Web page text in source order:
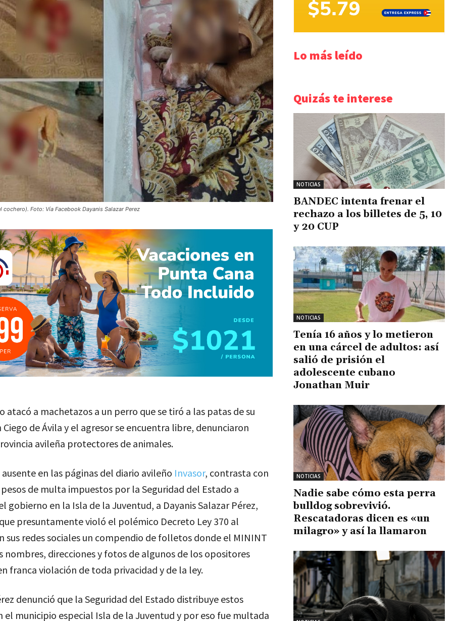
Foto: Vía Facebook Dayanis Salazar Perez
atacó a machetazos a un perro que se tiró a las patas de su
de Ávila y el agresor se encuentra libre, denunciaron
avileña protectores de animales.
en las páginas del diario avileño Invasor, contrasta con
de multa impuestos por la Seguridad del Estado a
gobierno en la Isla de la Juventud, a Dayanis Salazar Pérez,
presuntamente violó el polémico Decreto Ley 370 al
sus redes sociales un compendio de folletos donde el MININT
nombres, direcciones y fotos de algunos de los opositores
franca violación de toda privacidad y de la ley.
denunció que la Seguridad del Estado distribuye estos
el municipio especial Isla de la Juventud y por eso fue multada
Lo más leído
Quizás te interese
NOTICIAS
BANDEC intenta frenar el
rechazo a los billetes de 5, 10
y 20 CUP
NOTICIAS
Tenía 16 años y lo metieron
en una cárcel de adultos: así
salió de prisión el
adolescente cubano
Jonathan Muir
NOTICIAS
Nadie sabe cómo esta perra
bulldog sobrevivió.
Rescatadoras dicen es «un
milagro» y así la llamaron